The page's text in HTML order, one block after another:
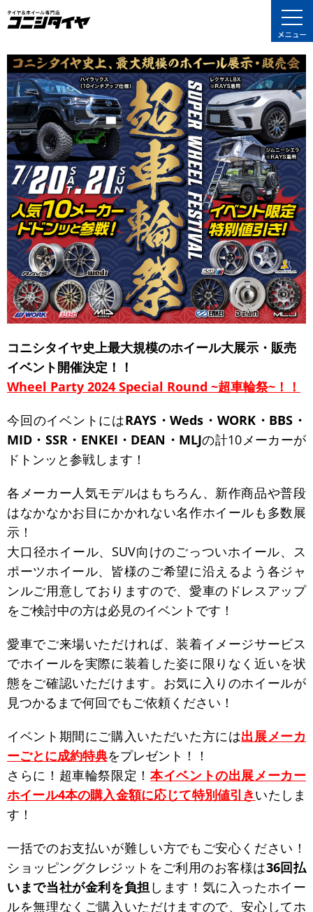
コニシタイヤ史上最大規模のホイール大展示・販売
イベント開催決定！！
Wheel Party 2024 Special Round ~超車輪祭~！！
今回のイベントにはRAYS・Weds・WORK・BBS・
MID・SSR・ENKEI・DEAN・MLJの計10メーカーが
ドトンッと参戦します！
各メーカー人気モデルはもちろん、新作商品や普段
はなかなかお目にかかれない名作ホイールも多数展
示！
大口径ホイール、SUV向けのごっついホイール、ス
ポーツホイール、皆様のご希望に沿えるよう各ジャ
ンルご用意しておりますので、愛車のドレスアップ
をご検討中の方は必見のイベントです！
愛車でご来場いただければ、装着イメージサービス
でホイールを実際に装着した姿に限りなく近いを状
態をご確認いただけます。お気に入りのホイールが
見つかるまで何回でもご依頼ください！
イベント期間にご購入いただいた方には出展メーカ
ーごとに成約特典をプレゼント！！
さらに！超車輪祭限定！ 本イベントの出展メーカー
ホイール4本の購入金額に応じて特別値引きいたしま
す！
一括でのお支払いが難しい方でもご安心ください！
ショッピングクレジットをご利用のお客様は36回払
いまで当社が金利を負担 します！ 気に入ったホイー
ルを無理なくご購入いただけますので、安心してホ